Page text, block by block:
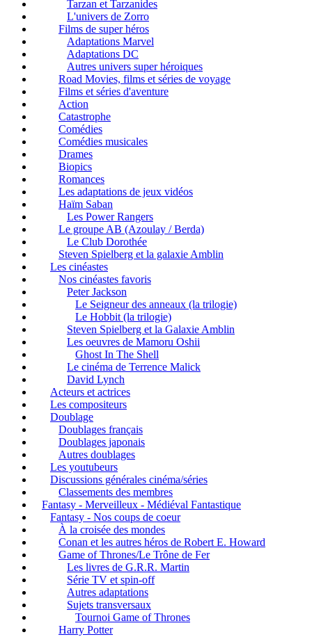
Tarzan et Tarzanides
L'univers de Zorro
Films de super héros
Adaptations Marvel
Adaptations DC
Autres univers super héroiques
Road Movies, films et séries de voyage
Films et séries d'aventure
Action
Catastrophe
Comédies
Comédies musicales
Drames
Biopics
Romances
Les adaptations de jeux vidéos
Haïm Saban
Les Power Rangers
Le groupe AB (Azoulay / Berda)
Le Club Dorothée
Steven Spielberg et la galaxie Amblin
Les cinéastes
Nos cinéastes favoris
Peter Jackson
Le Seigneur des anneaux (la trilogie)
Le Hobbit (la trilogie)
Steven Spielberg et la Galaxie Amblin
Les oeuvres de Mamoru Oshii
Ghost In The Shell
Le cinéma de Terrence Malick
David Lynch
Acteurs et actrices
Les compositeurs
Doublage
Doublages français
Doublages japonais
Autres doublages
Les youtubeurs
Discussions générales cinéma/séries
Classements des membres
Fantasy - Merveilleux - Médiéval Fantastique
Fantasy - Nos coups de coeur
À la croisée des mondes
Conan et les autres héros de Robert E. Howard
Game of Thrones/Le Trône de Fer
Les livres de G.R.R. Martin
Série TV et spin-off
Autres adaptations
Sujets transversaux
Tournoi Game of Thrones
Harry Potter